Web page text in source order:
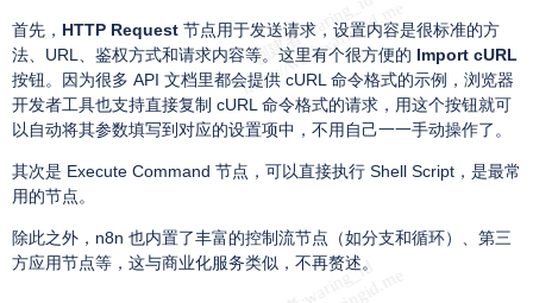
首先， HTTP Request 节点用于发送请求，设置内容是很标准的方
法、URL、鉴权方式和请求内容等。这里有个很方便的 Import cURL
按钮。因为很多 API 文档里都会提供 cURL 命令格式的示例，浏览器
开发者工具也支持直接复制 cURL 命令格式的请求，用这个按钮就可
以自动将其参数填写到对应的设置项中，不用自己一一手动操作了。
其次是 Execute Command 节点，可以直接执行 Shell Script，是最常
用的节点。
除此之外，n8n 也内置了丰富的控制流节点（如分支和循环）、第三
方应用节点等，这与商业化服务类似，不再赘述。